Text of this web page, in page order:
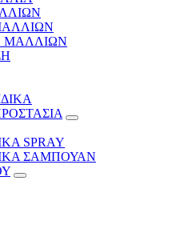
ΜΑΛΛΙΩΝ
SPRAY
ΣΑΜΠΟΥΑΝ